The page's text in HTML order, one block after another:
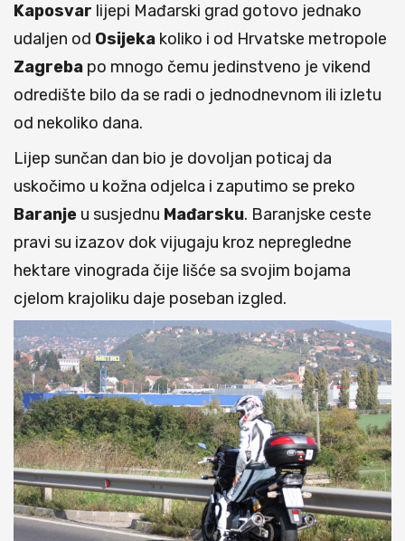
Kaposvar lijepi Mađarski grad gotovo jednako
udaljen od Osijeka koliko i od Hrvatske metropole
Zagreba po mnogo čemu jedinstveno je vikend
odredište bilo da se radi o jednodnevnom ili izletu
od nekoliko dana.
Lijep sunčan dan bio je dovoljan poticaj da
uskočimo u kožna odjelca i zaputimo se preko
Baranje u susjednu Mađarsku. Baranjske ceste
pravi su izazov dok vijugaju kroz nepregledne
hektare vinograda čije lišće sa svojim bojama
cjelom krajoliku daje poseban izgled.